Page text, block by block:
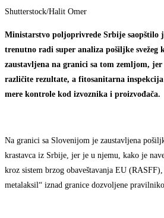
Shutterstock/Halit Omer
Ministarstvo poljoprivrede Srbije saopštilo
trenutno radi super analiza pošiljke svežeg
zaustavljena na granici sa tom zemljom, jer
različite rezultate, a fitosanitarna
mere kontrole kod izvoznika i proizvođača.
Na granici sa Slovenijom je zaustavljena
krastavca iz Srbije, jer je u njemu, kako je
kroz sistem brzog obaveštavanja EU (RASFF),
metalaksil“ iznad granice dozvoljene